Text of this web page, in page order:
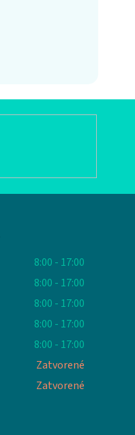
8:00 - 17:00
8:00 - 17:00
8:00 - 17:00
8:00 - 17:00
8:00 - 17:00
Zatvorené
Zatvorené